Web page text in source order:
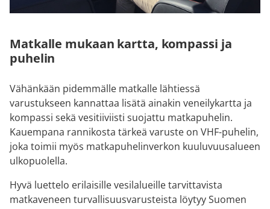
Matkalle mukaan kartta, kompassi ja
puhelin
Vähänkään pidemmälle matkalle lähtiessä
varustukseen kannattaa lisätä ainakin veneilykartta ja
kompassi sekä vesitiiviisti suojattu matkapuhelin.
Kauempana rannikosta tärkeä varuste on VHF-puhelin,
joka toimii myös matkapuhelinverkon kuuluvuusalueen
ulkopuolella.
Hyvä luettelo erilaisille vesilalueille tarvittavista
matkaveneen turvallisuusvarusteista löytyy Suomen